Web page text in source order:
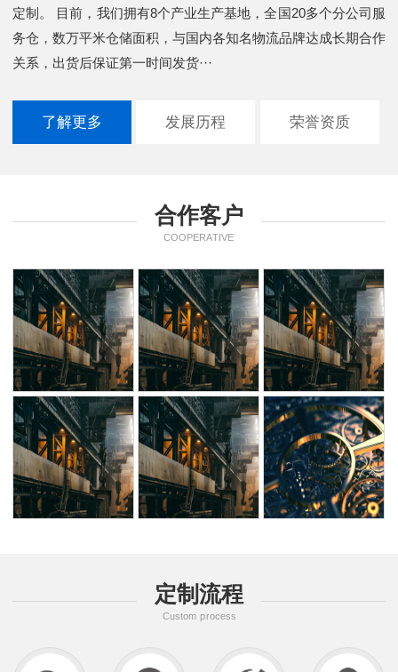
定制。 目前，我们拥有8个产业生产基地，全国20多个分公司服
务仓，数万平米仓储面积，与国内各知名物流品牌达成长期合作
关系，出货后保证第一时间发货···
了解更多 发展历程 荣誉资质
合作客户
COOPERATIVE
定制流程
Custom process